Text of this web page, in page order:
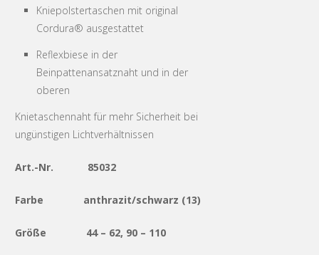
Kniepolstertaschen mit original
Cordura® ausgestattet
Reflexbiese in der
Beinpattenansatznaht und in der
oberen
Knietaschennaht für mehr Sicherheit bei
ungünstigen Lichtverhältnissen
Art.-Nr. 85032
Farbe anthrazit/schwarz (13)
Größe 44 – 62, 90 – 110